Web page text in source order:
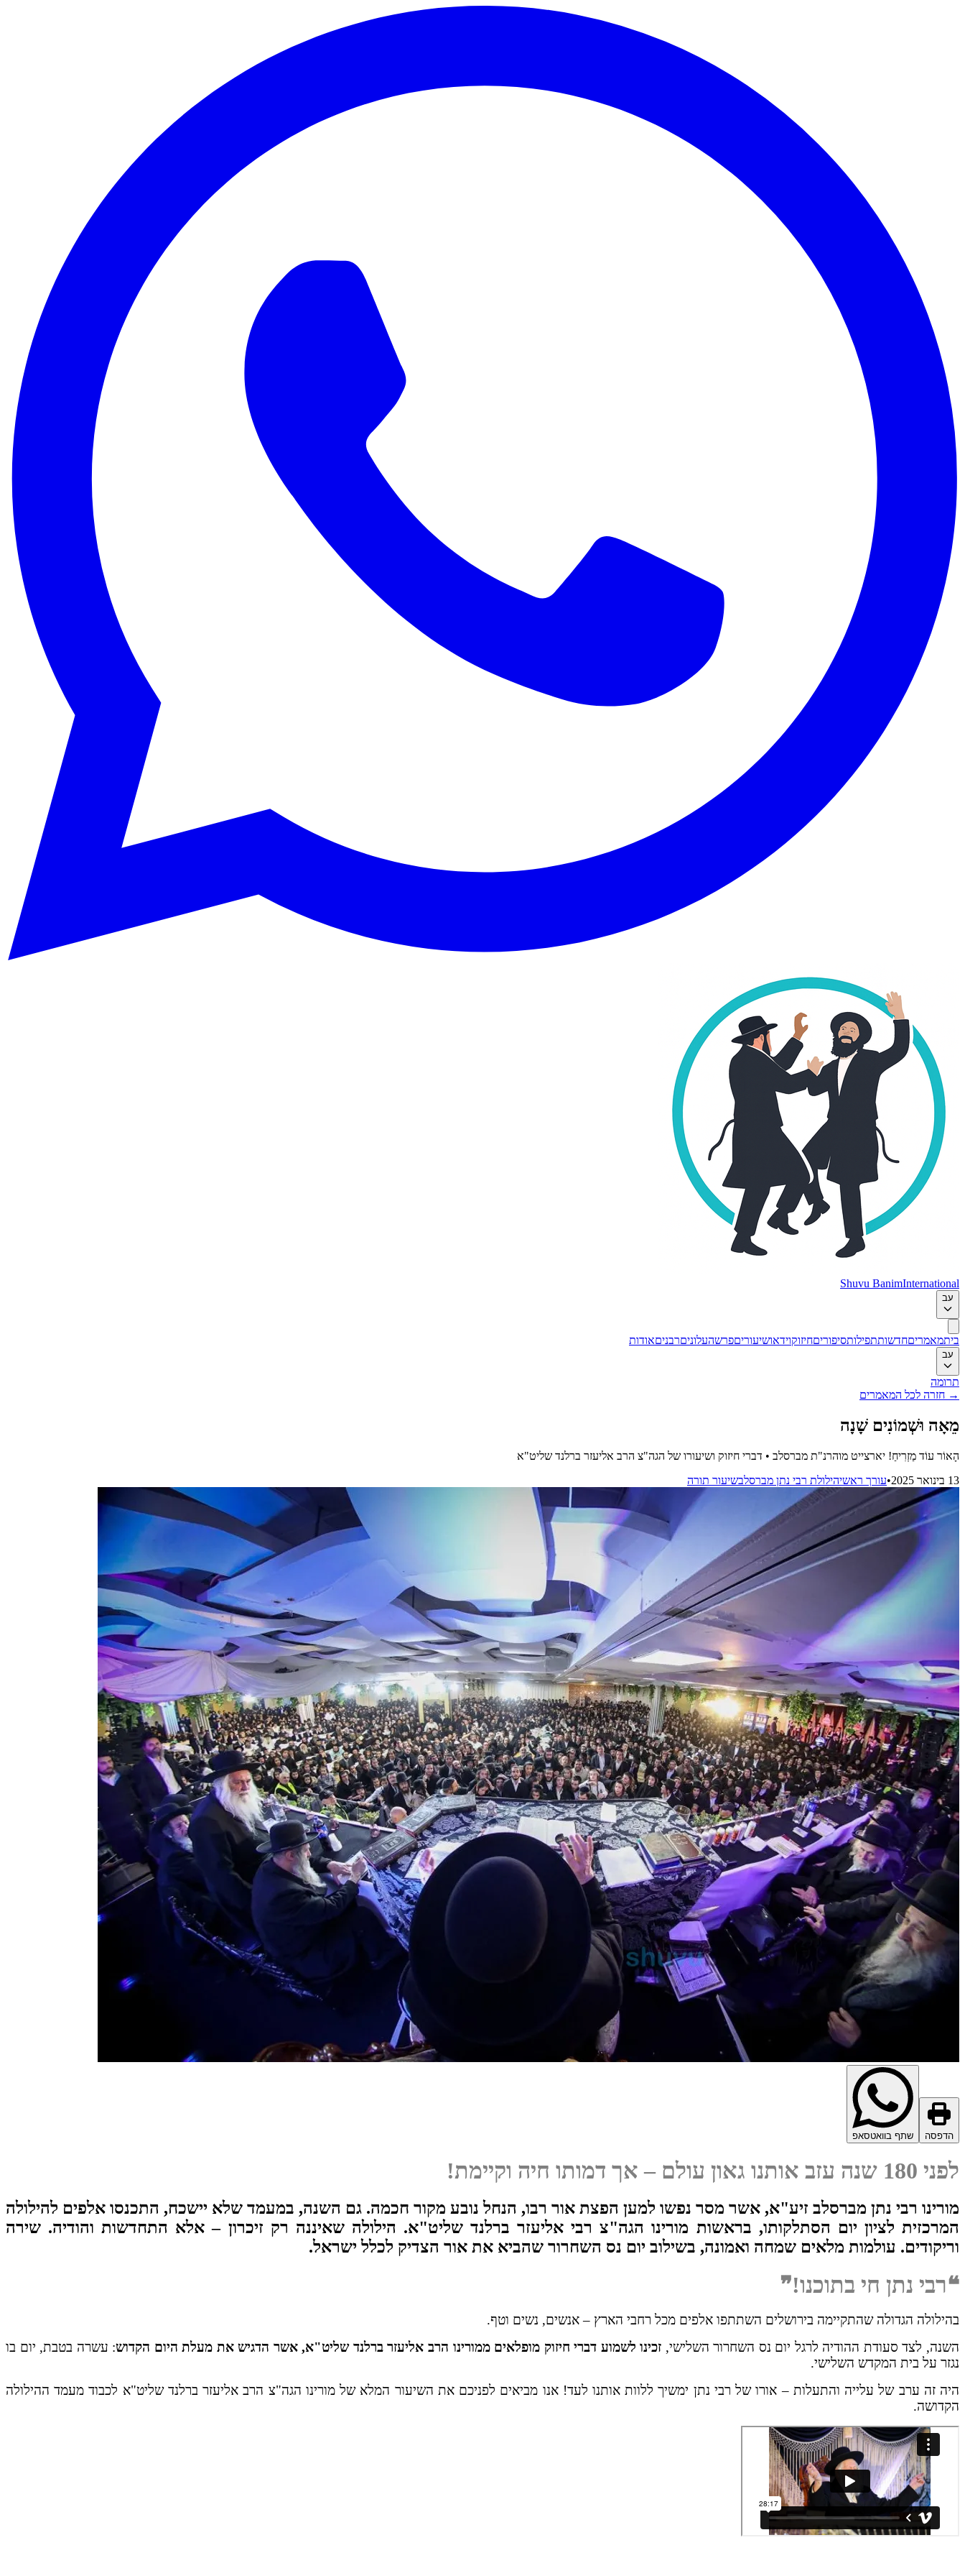
Shuvu BanimInternational
עב
ביתמאמריםחדשותתפילותסיפוריםחיזוקוידאושיעוריםפרשהעלוניםרבניםאודות
עב
תרומה
→ חזרה לכל המאמרים
מֵאָה וּשְׁמוֹנִים שָׁנָה
הָאוֹר עוֹד מַזְרִיחַ! יארצייט מוהרנ"ת מברסלב • דברי חיזוק ושיעורו של הגה"צ הרב אליעזר ברלנד שליט"א
13 בינואר 2025
•עורך ראשיהילולת רבי נתן מברסלבשיעור תורה
הדפסה שתף בוואטסאפ
לפני 180 שנה עזב אותנו גאון עולם – אך דמותו חיה וקיימת!
מורינו רבי נתן מברסלב זיע"א, אשר מסר נפשו למען הפצת אור רבו, הנחל נובע מקור חכמה. גם השנה, במעמד שלא יישכח, התכנסו אלפים להילולה
המרכזית לציון יום הסתלקותו, בראשות מורינו הגה"צ רבי אליעזר ברלנד שליט"א. הילולה שאיננה רק זיכרון – אלא התחדשות והודיה. שירה
וריקודים. עולמות מלאים שמחה ואמונה, בשילוב יום נס השחרור שהביא את אור הצדיק לכלל ישראל.
❝רבי נתן חי בתוכנו!❞
בהילולה הגדולה שהתקיימה בירושלים השתתפו אלפים מכל רחבי הארץ – אנשים, נשים וטף.
השנה, לצד סעודת ההודיה לרגל יום נס השחרור השלישי, זכינו לשמוע דברי חיזוק מופלאים ממורינו הרב אליעזר ברלנד שליט"א, אשר הדגיש את מעלת היום הקדוש: עשרה בטבת, יום בו
נגזר על בית המקדש השלישי.
היה זה ערב של עלייה והתעלות – אורו של רבי נתן ימשיך ללוות אותנו לעד! אנו מביאים לפניכם את השיעור המלא של מורינו הגה"צ הרב אליעזר ברלנד שליט"א לכבוד מעמד ההילולה
הקדושה.